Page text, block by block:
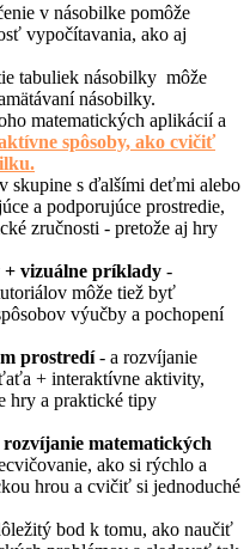
v násobilke pomôže
vypočítavania, ako aj
tabuliek násobilky môže
násobilky.
matematických aplikácií a
spôsoby, ako cvičiť
skupine s ďalšími deťmi alebo
a podporujúce prostredie,
zručnosti - pretože aj hry
+ vizuálne príklady -
môže tiež byť
výučby a pochopení
prostredí- a rozvíjanie
+ interaktívne aktivity,
hry a praktické tipy
matematických
ako si rýchlo a
hrou a cvičiť si jednoduché
bod k tomu, ako naučiť